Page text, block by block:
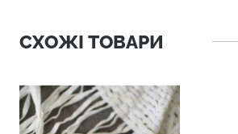
СХОЖІ ТОВАРИ